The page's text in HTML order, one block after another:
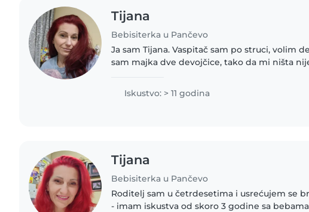
Tijana
Bebisiterka u Pančevo
Ja sam Tijana. Vaspitač sam po struci, volim
sam majka dve devojčice, tako da mi ništa
detinjasta sa njima,..
Iskustvo: > 11 godina
Tijana
Bebisiterka u Pančevo
Roditelj sam u četrdesetima i usrećujem se
- imam iskustva od skoro 3 godine sa